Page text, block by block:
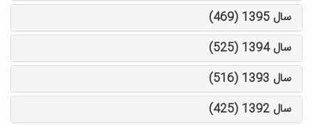
سال 1395 (469)
سال 1394 (525)
سال 1393 (516)
سال 1392 (425)